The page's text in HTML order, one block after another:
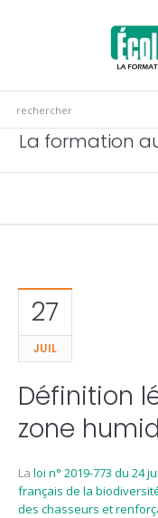
La formation
27
JUIL
Définition
zone
La loi n° 2019-773 du 24
français de la
des chasseurs et